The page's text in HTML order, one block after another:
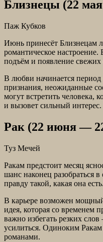
Близнецы (22
Паж Кубков
Июнь принесёт Близнецам
романтическое
подъём и появление свежих
В любви начинается
признания, неожиданные
могут встретить человека,
и вызовет сильный интерес.
Рак (22 июня —
Туз Мечей
Ракам предстоит месяц
шанс наконец разобраться
правду такой, какая она есть.
В карьере возможен
идея, которая со временем
важно избегать резких
усилиться. Одиноким
романами.